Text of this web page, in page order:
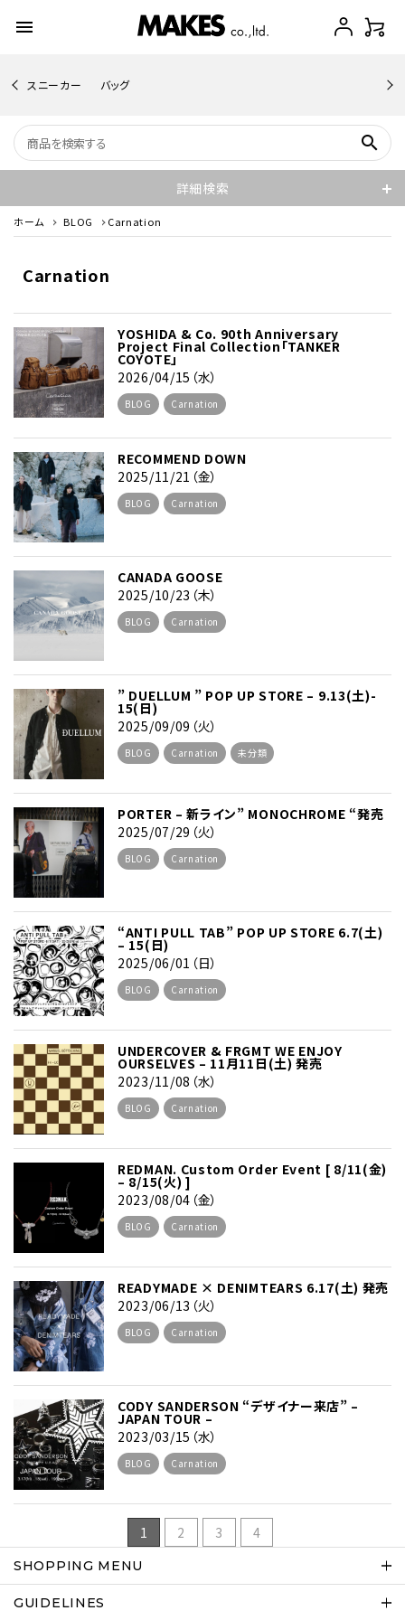
menu
スニーカー バッグ
search
詳細検索
ホーム BLOG Carnation
Carnation
YOSHIDA & Co. 90th Anniversary
Project Final Collection「TANKER
COYOTE」
2026/04/15（水）
BLOG Carnation
RECOMMEND DOWN
2025/11/21（金）
BLOG Carnation
CANADA GOOSE
2025/10/23（木）
BLOG Carnation
” DUELLUM ” POP UP STORE – 9.13(土)-
15(日)
2025/09/09（火）
BLOG Carnation 未分類
PORTER – 新ライン” MONOCHROME “発売
2025/07/29（火）
BLOG Carnation
“ANTI PULL TAB” POP UP STORE 6.7(土)
– 15(日)
2025/06/01（日）
BLOG Carnation
UNDERCOVER & FRGMT WE ENJOY
OURSELVES – 11月11日(土) 発売
2023/11/08（水）
BLOG Carnation
REDMAN. Custom Order Event [ 8/11(金)
– 8/15(火) ]
2023/08/04（金）
BLOG Carnation
READYMADE × DENIMTEARS 6.17(土) 発売
2023/06/13（火）
BLOG Carnation
CODY SANDERSON “デザイナー来店” –
JAPAN TOUR –
2023/03/15（水）
BLOG Carnation
1 2 3 4
SHOPPING MENU
GUIDELINES